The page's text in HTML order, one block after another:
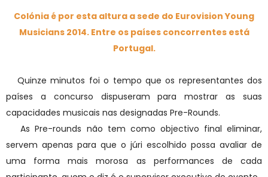
Colónia é por esta altura a sede do Eurovision Young
Musicians 2014. Entre os países concorrentes está
Portugal.
Quinze minutos foi o tempo que os representantes dos
países a concurso dispuseram para mostrar as suas
capacidades musicais nas designadas Pre-Rounds.
As Pre-rounds não tem como objectivo final eliminar,
servem apenas para que o júri escolhido possa avaliar de
uma forma mais morosa as performances de cada